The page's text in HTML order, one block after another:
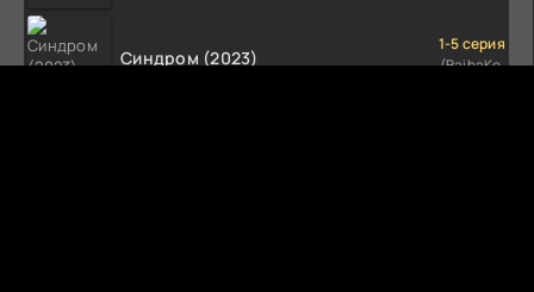
Синдром (2023)
1-5 серия
(BaibaKo,